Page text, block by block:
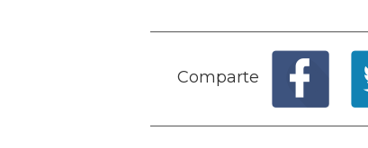
Comparte